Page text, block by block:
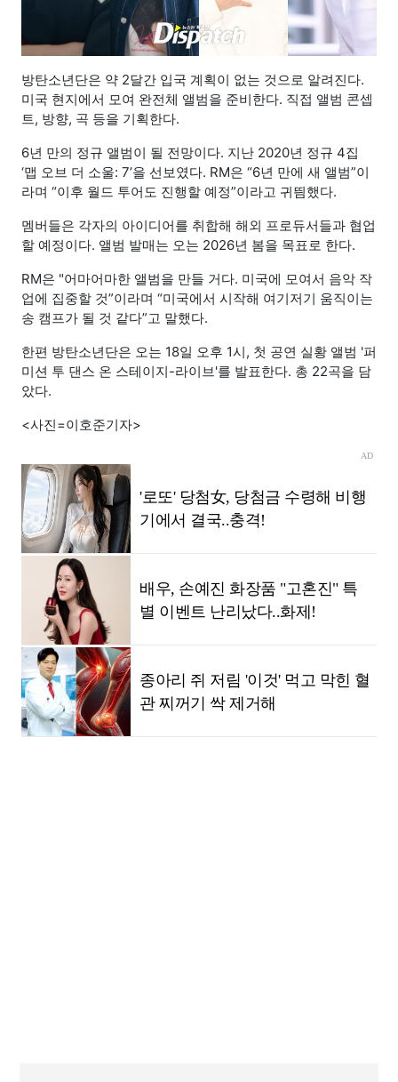
방탄소년단은 약 2달간 입국 계획이 없는 것으로 알려진다.
미국 현지에서 모여 완전체 앨범을 준비한다. 직접 앨범 콘셉
트, 방향, 곡 등을 기획한다.
6년 만의 정규 앨범이 될 전망이다. 지난 2020년 정규 4집
‘맵 오브 더 소울: 7’을 선보였다. RM은 “6년 만에 새 앨범”이
라며 “이후 월드 투어도 진행할 예정”이라고 귀띔했다.
멤버들은 각자의 아이디어를 취합해 해외 프로듀서들과 협업
할 예정이다. 앨범 발매는 오는 2026년 봄을 목표로 한다.
RM은 "어마어마한 앨범을 만들 거다. 미국에 모여서 음악 작
업에 집중할 것”이라며 “미국에서 시작해 여기저기 움직이는
송 캠프가 될 것 같다”고 말했다.
한편 방탄소년단은 오는 18일 오후 1시, 첫 공연 실황 앨범 '퍼
미션 투 댄스 온 스테이지-라이브'를 발표한다. 총 22곡을 담
았다.
<사진=이호준기자>